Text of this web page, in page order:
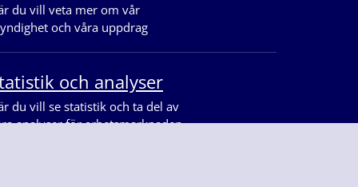
du vill veta mer om vår
och våra uppdrag
och analyser
du vill se statistik och ta del av
analyser för arbetsmarknaden